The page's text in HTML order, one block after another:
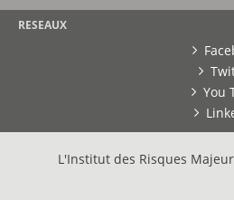
RESEAUX
You
L'Institut des Risques